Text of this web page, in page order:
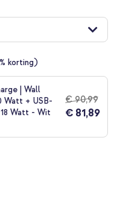
korting)
| Wall
Watt + USB-
Watt - Wit
€ 90,99
€ 81,89